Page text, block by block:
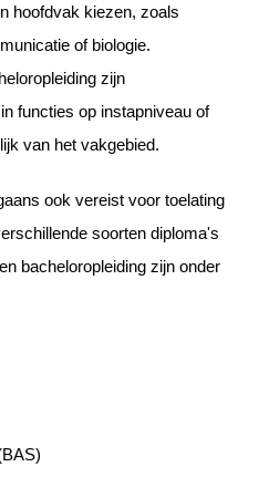
hoofdvak kiezen, zoals
of biologie.
zijn
functies op instapniveau of
van het vakgebied.
ook vereist voor toelating
soorten diploma's
bacheloropleiding zijn onder